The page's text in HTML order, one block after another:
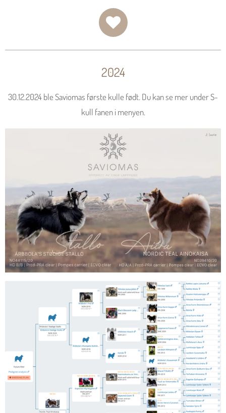
2024
30.12.2024 ble Saviomas første kulle født. Du kan se mer under S-
kull fanen i menyen.